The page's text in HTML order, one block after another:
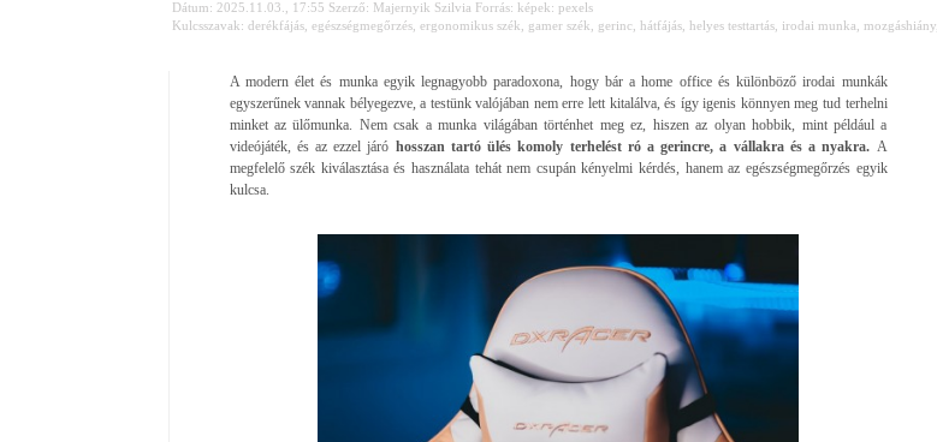
Dátum: 2025.11.03., 17:55 Szerző: Majernyik Szilvia Forrás: képek: pexels
Kulcsszavak: derékfájás, egészségmegőrzés, ergonomikus szék gamer szék gerinc hátfájás, helyes testtartás, irodai munka mozgáshiány,
A modern élet és munka egyik legnagyobb paradoxona, hogy bár a home office és különböző irodai munkák
egyszerűnek vannak bélyegezve, a testünk valójában nem erre lett kitalálva, és így igenis könnyen meg tud terhelni
minket az ülőmunka. Nem csak a munka világában történhet meg ez, hiszen az olyan hobbik, mint például a
videójáték, és az ezzel járó hosszan tartó ülés komoly terhelést ró a gerincre, a vállakra és a nyakra. A
megfelelő szék kiválasztása és használata tehát nem csupán kényelmi kérdés, hanem az egészségmegőrzés egyik
kulcsa.